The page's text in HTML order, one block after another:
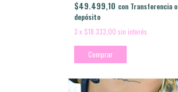
$49.499,10 con Transferencia o
depósito
3 x $18.333,00 sin interés
Comprar